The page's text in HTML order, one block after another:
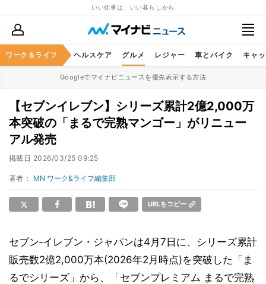
いい仕事は、いい暮らしから
ワーク＆ライフ
マネー 暮らし ヘルスケア グルメ レジャー 車とバイク キャ
Googleでマイナビニュースを優先表示する方法
【セブンイレブン】シリーズ累計2億2,000万
本突破の「まるで完熟マンゴー」がリニュー
アル発売
掲載日 2026/03/25 09:25
著者： MN ワーク&ライフ編集部
URLをコピー
セブン‐イレブン・ジャパンは4月7日に、シリーズ累計
販売数2億2,000万本(2026年2月時点)を突破した「ま
るでシリーズ」から、「セブンプレミアム まるで完熟